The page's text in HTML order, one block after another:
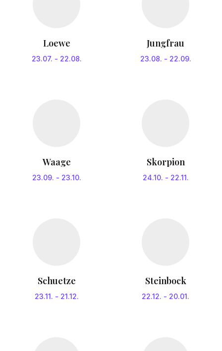
Loewe
23.07. - 22.08.
Jungfrau
23.08. - 22.09.
Waage
23.09. - 23.10.
Skorpion
24.10. - 22.11.
Schuetze
23.11. - 21.12.
Steinbock
22.12. - 20.01.